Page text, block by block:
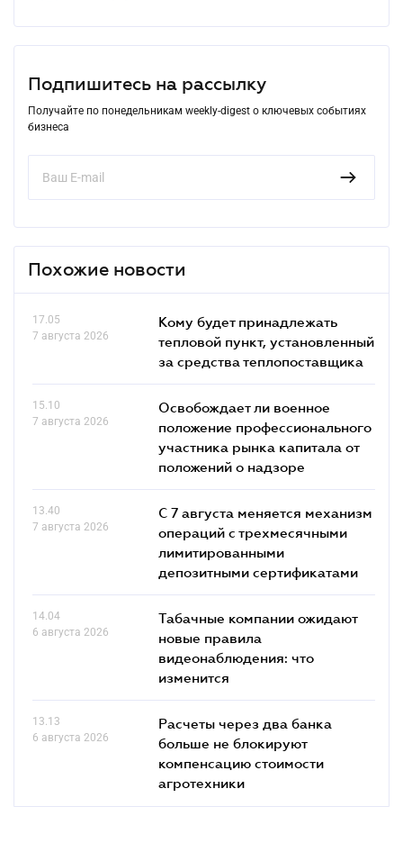
Подпишитесь на рассылку
Получайте по понедельникам weekly-digest о ключевых событиях
бизнеса
Похожие новости
17.05
7 августа 2026
Кому будет принадлежать
тепловой пункт, установленный
за средства теплопоставщика
15.10
7 августа 2026
Освобождает ли военное
положение профессионального
участника рынка капитала от
положений о надзоре
13.40
7 августа 2026
С 7 августа меняется механизм
операций с трехмесячными
лимитированными
депозитными сертификатами
14.04
6 августа 2026
Табачные компании ожидают
новые правила
видеонаблюдения: что
изменится
13.13
6 августа 2026
Расчеты через два банка
больше не блокируют
компенсацию стоимости
агротехники